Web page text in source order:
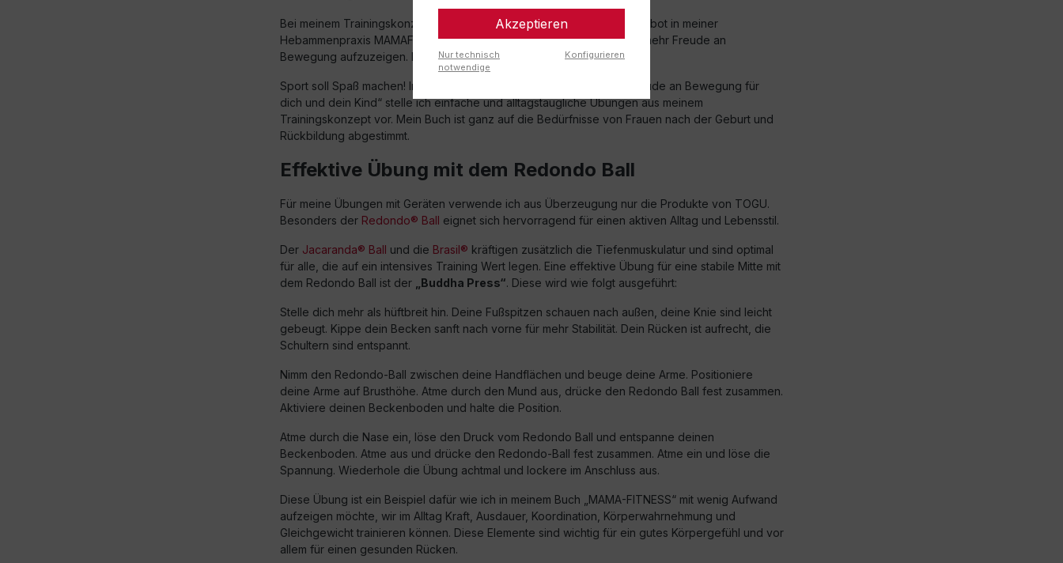
Bei meinem Trainingskonzept MAMAMFREUDE FITNESS und dem Angebot in meiner
Hebammenpraxis MAMAFREUDE ist es mir besonders wichtig, wieder mehr Freude an
Bewegung aufzuzeigen. Keine starren und langweiligen Übungen.
Sport soll Spaß machen! In meinem neuen Buch „MAMA FITNESS – Freude an Bewegung für
dich und dein Kind“ stelle ich einfache und alltagstaugliche Übungen aus meinem
Trainingskonzept vor. Mein Buch ist ganz auf die Bedürfnisse von Frauen nach der Geburt und
Rückbildung abgestimmt.
Effektive Übung mit dem Redondo Ball
Für meine Übungen mit Geräten verwende ich aus Überzeugung nur die Produkte von TOGU.
Besonders der Redondo® Ball eignet sich hervorragend für einen aktiven Alltag und Lebensstil.
Der Jacaranda® Ball und die Brasil® kräftigen zusätzlich die Tiefenmuskulatur und sind optimal
für alle, die auf ein intensives Training Wert legen. Eine effektive Übung für eine stabile Mitte mit
dem Redondo Ball ist der
„Buddha Press“. Diese wird wie folgt ausgeführt:
Stelle dich mehr als hüftbreit hin. Deine Fußspitzen schauen nach außen, deine Knie sind leicht
gebeugt. Kippe dein Becken sanft nach vorne für mehr Stabilität. Dein Rücken ist aufrecht, die
Schultern sind entspannt.
Nimm den Redondo-Ball zwischen deine Handflächen und beuge deine Arme. Positioniere
deine Arme auf Brusthöhe. Atme durch den Mund aus, drücke den Redondo Ball fest zusammen.
Aktiviere deinen Beckenboden und halte die Position.
Atme durch die Nase ein, löse den Druck vom Redondo Ball und entspanne deinen
Beckenboden. Atme aus und drücke den Redondo-Ball fest zusammen. Atme ein und löse die
Spannung. Wiederhole die Übung achtmal und lockere im Anschluss aus.
Diese Übung ist ein Beispiel dafür wie ich in meinem Buch „MAMA-FITNESS“ mit wenig Aufwand
aufzeigen möchte, wir im Alltag Kraft, Ausdauer, Koordination, Körperwahrnehmung und
Gleichgewicht trainieren können. Diese Elemente sind wichtig für ein gutes Körpergefühl und vor
allem für einen gesunden Rücken.
Akzeptieren
Nur technisch
notwendige
Konfigurieren